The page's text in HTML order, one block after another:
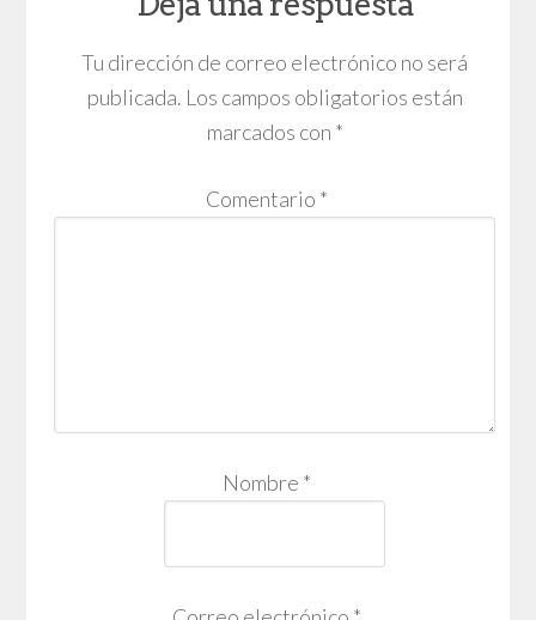
Tu dirección de correo electrónico no será
publicada. Los campos obligatorios están
marcados con *
Comentario *
Nombre *